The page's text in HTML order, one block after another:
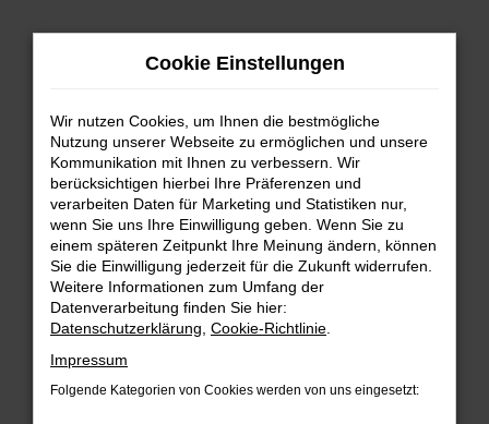
Zum
FEHLER: NETWORK ERROR
Beim Laden ist ein Fehler aufgetreten.
Hier sind ein paar Tipps, die dir helfen können:
Überprüfe deine Firewall und deine
Internetverbindung.
Laden andere Webseiten, zum Beispiel deine
Cookie Einstellungen
Wir nutzen Cookies, um Ihnen die bestmögliche
Nutzung unserer Webseite zu ermöglichen und unsere
Kommunikation mit Ihnen zu verbessern. Wir
berücksichtigen hierbei Ihre Präferenzen und
verarbeiten Daten für Marketing und Statistiken nur,
wenn Sie uns Ihre Einwilligung geben. Wenn Sie zu
einem späteren Zeitpunkt Ihre Meinung ändern, können
Sie die Einwilligung jederzeit für die Zukunft widerrufen.
Weitere Informationen zum Umfang der
Datenverarbeitung finden Sie hier:
Datenschutzerklärung Cookie-Richtlinie
Impressum
Folgende Kategorien von Cookies werden von uns eingesetzt: